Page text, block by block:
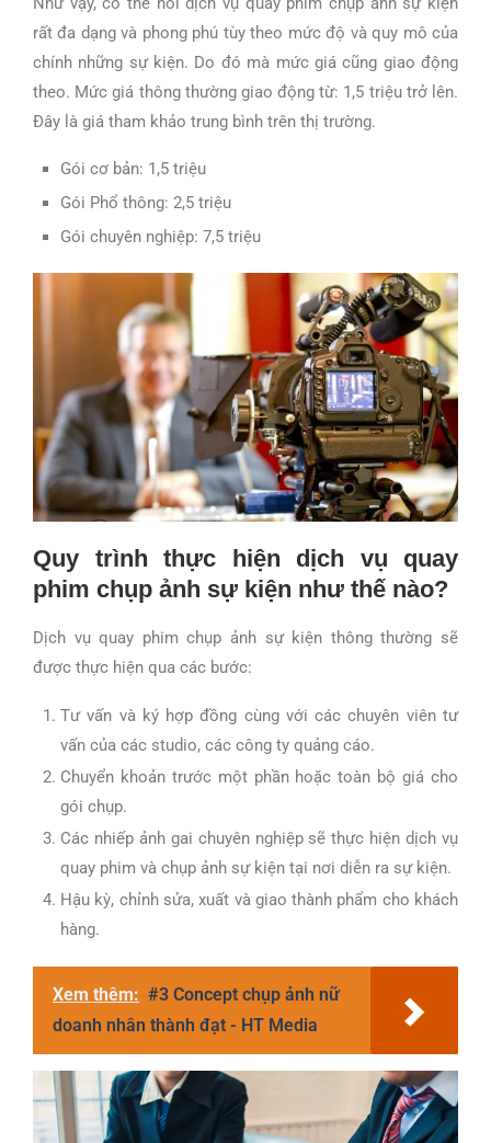
rất đa dạng và phong phú tùy theo mức độ và quy mô của
chính những sự kiện. Do đó mà mức giá cũng giao động
theo. Mức giá thông thường giao động từ: 1,5 triệu trở lên.
Đây là giá tham khảo trung bình trên thị trường.
Gói cơ bản: 1,5 triệu
Gói Phổ thông: 2,5 triệu
Gói chuyên nghiệp: 7,5 triệu
Quy trình thực hiện dịch vụ quay
phim chụp ảnh sự kiện như thế nào?
Dịch vụ quay phim chụp ảnh sự kiện thông thường sẽ
được thực hiện qua các bước:
Tư vấn và ký hợp đồng cùng với các chuyên viên tư
vấn của các studio, các công ty quảng cáo.
Chuyển khoản trước một phần hoặc toàn bộ giá cho
gói chụp.
Các nhiếp ảnh gai chuyên nghiệp sẽ thực hiện dịch vụ
quay phim và chụp ảnh sự kiện tại nơi diễn ra sự kiện.
Hậu kỳ, chỉnh sửa, xuất và giao thành phẩm cho khách
hàng.
Xem thêm: #3 Concept chụp ảnh nữ
doanh nhân thành đạt - HT Media